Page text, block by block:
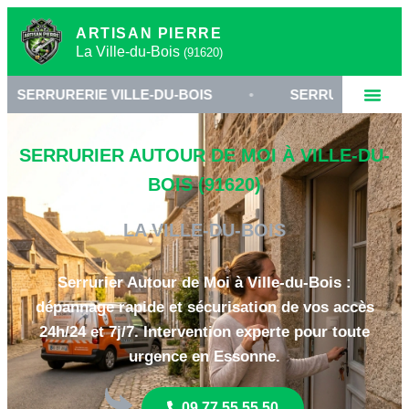
ARTISAN PIERRE
La Ville-du-Bois (91620)
VILLE-DU-BOIS • SERRURIER 91620 ESSONNE
SERRURIER AUTOUR DE MOI À VILLE-DU-
BOIS (91620)
LA VILLE-DU-BOIS
Serrurier Autour de Moi à Ville-du-Bois :
dépannage rapide et sécurisation de vos accès
24h/24 et 7j/7. Intervention experte pour toute
urgence en Essonne.